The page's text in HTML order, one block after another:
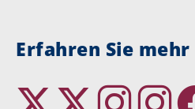
Erfahren Sie mehr